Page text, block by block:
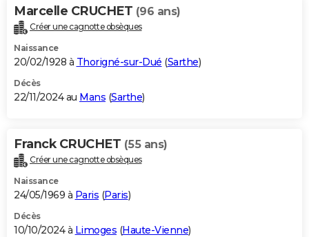
Marcelle CRUCHET (96 ans)
Créer une cagnotte obsèques
Naissance
20/02/1928 à Thorigné-sur-Dué (Sarthe)
Décès
22/11/2024 au Mans (Sarthe)
Franck CRUCHET (55 ans)
Créer une cagnotte obsèques
Naissance
24/05/1969 à Paris (Paris)
Décès
10/10/2024 à Limoges (Haute-Vienne)